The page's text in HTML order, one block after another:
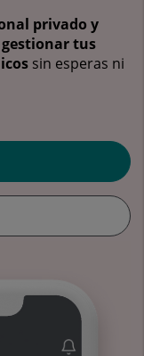
privado y
tus
sin esperas ni